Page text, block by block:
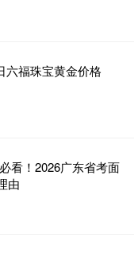
六福珠宝黄金价格
看！2026广东省考面
由